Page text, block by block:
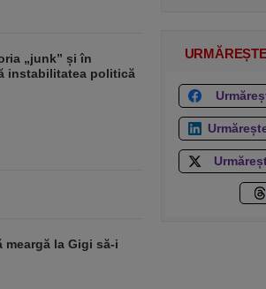
„junk” și în
instabilitatea politică
meargă la Gigi să-i